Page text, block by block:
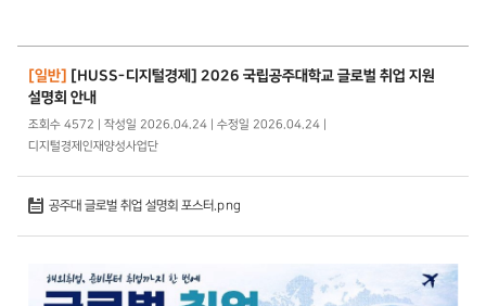
[일반] [HUSS-디지털경제] 2026 국립공주대학교 글로벌 취업 지원
설명회 안내
조회수 4572 | 작성일 2026.04.24 | 수정일 2026.04.24 |
디지털경제인재양성사업단
공주대 글로벌 취업 설명회 포스터.png